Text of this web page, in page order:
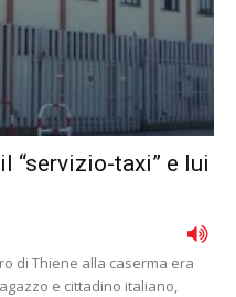
“servizio-taxi” e lui
di Thiene alla caserma era
e cittadino italiano,